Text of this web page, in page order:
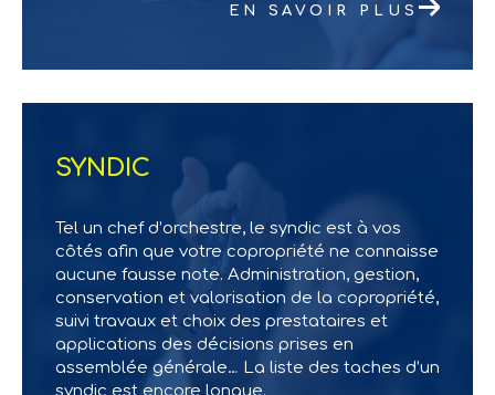
EN SAVOIR PLUS
SYNDIC
Tel un chef d’orchestre, le syndic est à vos
côtés afin que votre copropriété ne connaisse
aucune fausse note. Administration, gestion,
conservation et valorisation de la copropriété,
suivi travaux et choix des prestataires et
applications des décisions prises en
assemblée générale… La liste des taches d’un